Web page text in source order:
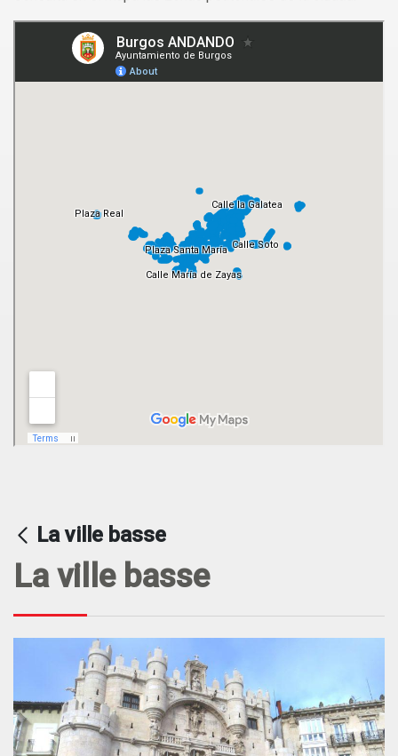
La ville basse
La ville basse